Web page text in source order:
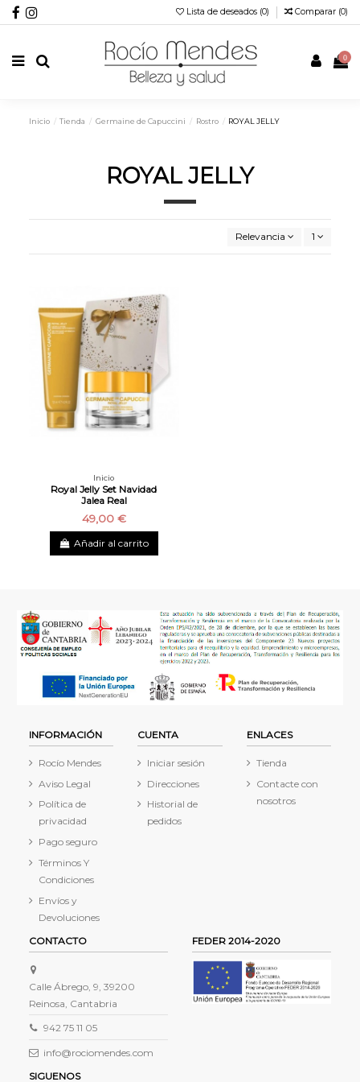
Lista de deseados (0) Comparar (0)
0
Inicio Tienda Germaine de Capuccini Rostro ROYAL JELLY
ROYAL JELLY
Relevancia 1
Inicio
Royal Jelly Set Navidad
Jalea Real
49,00 €
Añadir al carrito
INFORMACIÓN
Rocío Mendes
Aviso Legal
Política de
privacidad
Pago seguro
Términos Y
Condiciones
Envíos y
Devoluciones
CUENTA
Iniciar sesión
Direcciones
Historial de
pedidos
ENLACES
Tienda
Contacte con
nosotros
CONTACTO
Calle Ábrego, 9, 39200
Reinosa, Cantabria
942 75 11 05
info@rociomendes.com
FEDER 2014-2020
SIGUENOS